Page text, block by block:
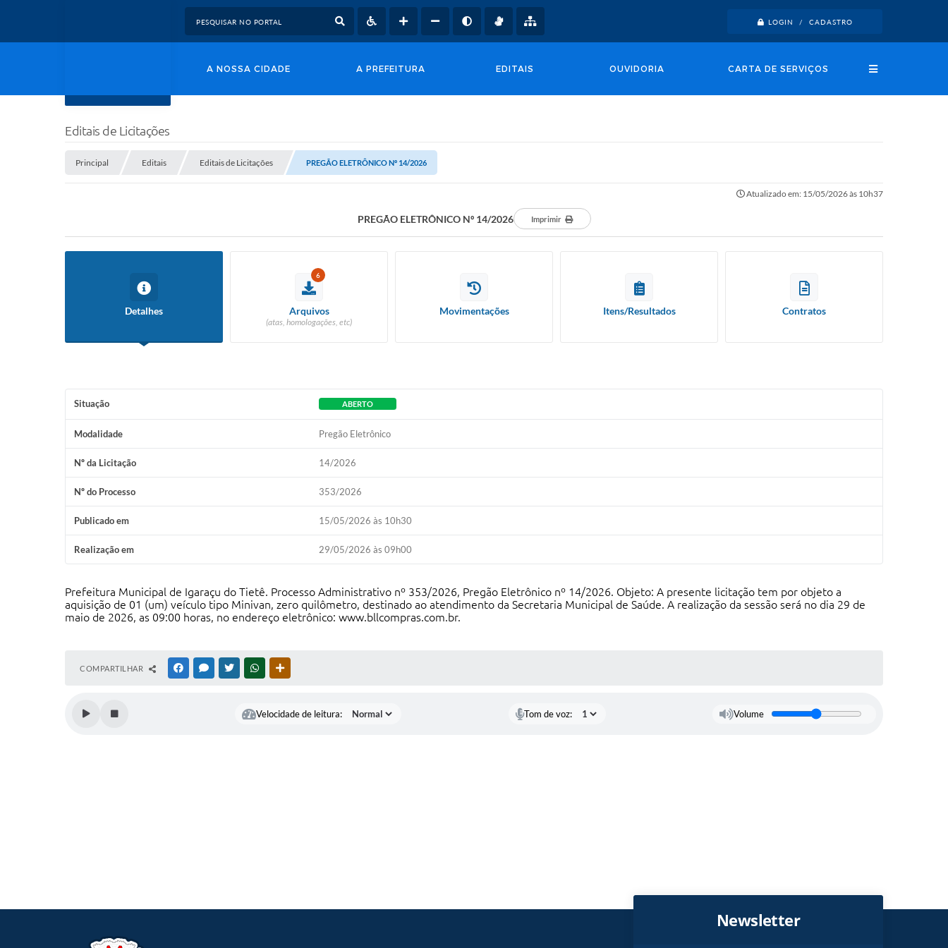
LOGIN / CADASTRO
A NOSSA CIDADE A PREFEITURA EDITAIS OUVIDORIA CARTA DE SERVIÇOS
Editais de Licitações
Principal Editais Editais de Licitações PREGÃO ELETRÔNICO Nº 14/2026
Atualizado em: 15/05/2026 às 10h37
PREGÃO ELETRÔNICO Nº 14/2026 Imprimir
Detalhes
6
Arquivos
(atas, homologações, etc)
Movimentações Itens/Resultados Contratos
Situação ABERTO
Modalidade Pregão Eletrônico
Nº da Licitação 14/2026
Nº do Processo 353/2026
Publicado em 15/05/2026 às 10h30
Realização em 29/05/2026 às 09h00
Prefeitura Municipal de Igaraçu do Tietê. Processo Administrativo nº 353/2026, Pregão Eletrônico nº 14/2026. Objeto: A presente licitação tem por objeto a
aquisição de 01 (um) veículo tipo Minivan, zero quilômetro, destinado ao atendimento da Secretaria Municipal de Saúde. A realização da sessão será no dia 29 de
maio de 2026, as 09:00 horas, no endereço eletrônico: www.bllcompras.com.br.
COMPARTILHAR FACEBOOKMESSENGER
TWITTERWHATSAPP
Velocidade de leitura: Tom de voz: Volume
Newsletter